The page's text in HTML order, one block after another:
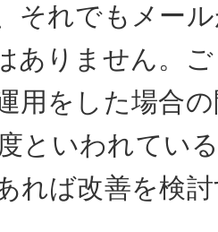
それでもメー
ありません。
用をした場合
といわれてい
れば改善を検